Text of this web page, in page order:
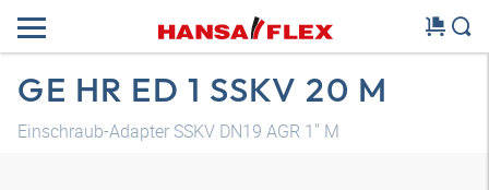
GE HR ED 1 SSKV 20 M
Einschraub-Adapter SSKV DN19 AGR 1" M